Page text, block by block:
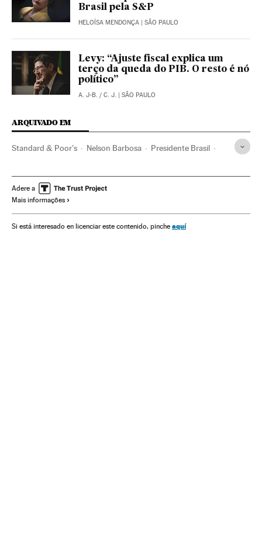
Brasil pela S&P
HELOÍSA MENDONÇA | SÃO PAULO
Levy: “Ajuste fiscal explica um
terço da queda do PIB. O resto é nó
político”
A. J-B. / C. J. | SÃO PAULO
ARQUIVADO EM
Standard & Poor's Nelson Barbosa Presidente Brasil
Ministério Fazenda Destituições políticas
Recessão econômica
Presidência Brasil Atividade legislativa
Adere a
Mais informações
Si está interesado en licenciar este contenido, pinche aquí